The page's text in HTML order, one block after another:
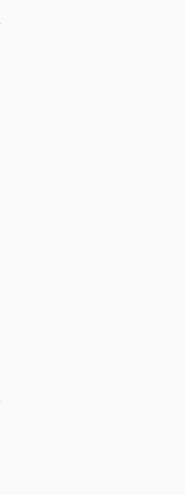
の誕生 ぷ
い日本のビ
ストリー